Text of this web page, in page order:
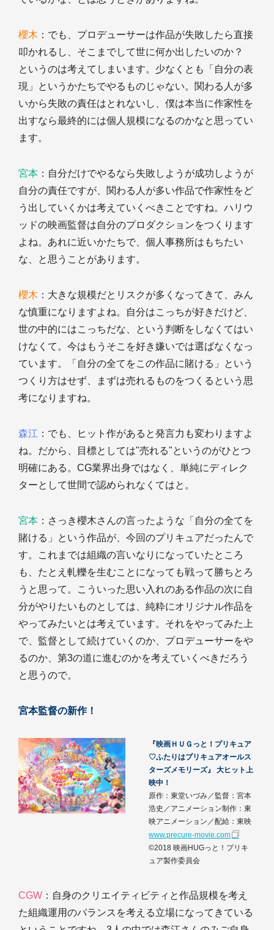
櫻木 ：でも、プロデューサーは作品が失敗したら直接
叩かれるし、そこまでして世に何か出したいのか？
というのは考えてしまいます。少なくとも「自分の表
現」というかたちでやるものじゃない。関わる人が多
いから失敗の責任はとれないし、僕は本当に作家性を
出すなら最終的には個人規模になるのかなと思ってい
ます。
宮本 ：自分だけでやるなら失敗しようが成功しようが
自分の責任ですが、関わる人が多い作品で作家性をど
う出していくかは考えていくべきことですね。ハリウ
ッドの映画監督は自分のプロダクションをつくります
よね。あれに近いかたちで、個人事務所はもちたい
な、と思うことがあります。
櫻木 ：大きな規模だとリスクが多くなってきて、みん
な慎重になりますよね。自分はこっちが好きだけど、
世の中的にはこっちだな、という判断をしなくてはい
けなくて。今はもうそこを好き嫌いでは選ばなくなっ
ています。「自分の全てをこの作品に賭ける」という
つくり方はせず、まずは売れるものをつくるという思
考になりますね。
森江 ：でも、ヒット作があると発言力も変わりますよ
ね。だから、目標としては"売れる"というのがひとつ
明確にある。CG業界出身ではなく、単純にディレク
ターとして世間で認められなくてはと。
宮本 ：さっき櫻木さんの言ったような「自分の全てを
賭ける」という作品が、今回のプリキュアだったんで
す。これまでは組織の言いなりになっていたところ
も、たとえ軋轢を生むことになっても戦って勝ちとろ
うと思って。こういった思い入れのある作品の次に自
分がやりたいものとしては、純粋にオリジナル作品を
やってみたいとは考えています。それをやってみた上
で、監督として続けていくのか、プロデューサーをや
るのか、第3の道に進むのかを考えていくべきだろう
と思うので。
宮本監督の新作！
『映画ＨＵＧっと！プリキュア
♡ふたりはプリキュアオールス
ターズメモリーズ』 大ヒット上
映中！
原作：東堂いづみ／監督：宮本
浩史／アニメーション制作：東
映アニメーション／配給：東映
www.precure-movie.com
©2018 映画HUGっと！プリキ
ュア製作委員会
CGW ：自身のクリエイティビティと作品規模を考え
た組織運用のバランスを考える立場になってきている